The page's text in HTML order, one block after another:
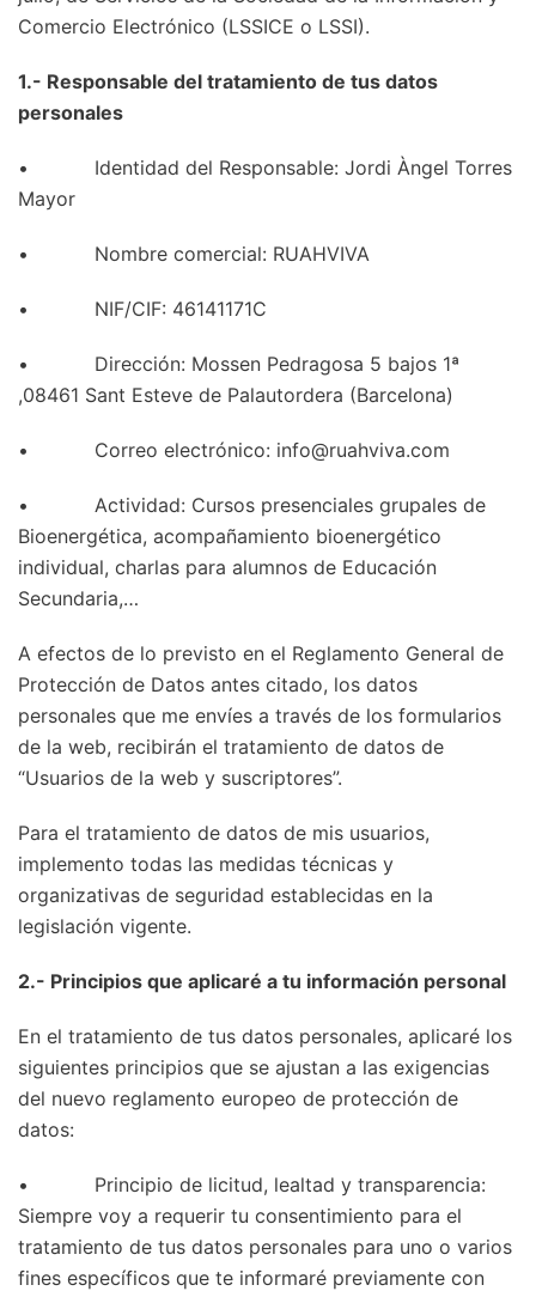
Comercio Electrónico (LSSICE o LSSI).
1.- Responsable del tratamiento de tus datos
personales
• Identidad del Responsable: Jordi Àngel Torres
Mayor
• Nombre comercial: RUAHVIVA
• NIF/CIF: 46141171C
• Dirección: Mossen Pedragosa 5 bajos 1ª
,08461 Sant Esteve de Palautordera (Barcelona)
• Correo electrónico: info@ruahviva.com
• Actividad: Cursos presenciales grupales de
Bioenergética, acompañamiento bioenergético
individual, charlas para alumnos de Educación
Secundaria,…
A efectos de lo previsto en el Reglamento General de
Protección de Datos antes citado, los datos
personales que me envíes a través de los formularios
de la web, recibirán el tratamiento de datos de
“Usuarios de la web y suscriptores”.
Para el tratamiento de datos de mis usuarios,
implemento todas las medidas técnicas y
organizativas de seguridad establecidas en la
legislación vigente.
2.- Principios que aplicaré a tu información personal
En el tratamiento de tus datos personales, aplicaré los
siguientes principios que se ajustan a las exigencias
del nuevo reglamento europeo de protección de
datos:
• Principio de licitud, lealtad y transparencia:
Siempre voy a requerir tu consentimiento para el
tratamiento de tus datos personales para uno o varios
fines específicos que te informaré previamente con